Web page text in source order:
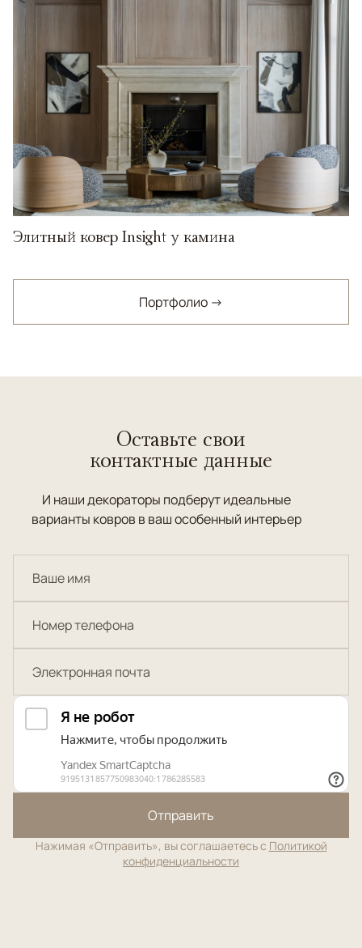
Элитный ковер Insight у камина
Портфолио →
Оставьте свои
контактные данные
И наши декораторы подберут идеальные
варианты ковров в ваш особенный интерьер
Отправить
Нажимая «Отправить», вы соглашаетесь с Политикой
конфиденциальности